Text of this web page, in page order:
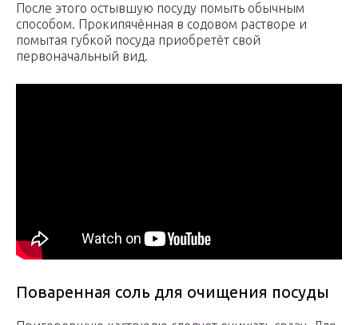
После этого остывшую посуду помыть обычным
способом. Прокипячённая в содовом растворе и
помытая губкой посуда приобретёт свой
первоначальный вид.
Поваренная соль для очищения посуды